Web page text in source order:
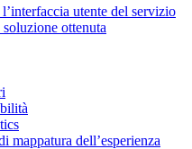
utente del servizio
ottenuta
mappatura dell’esperienza